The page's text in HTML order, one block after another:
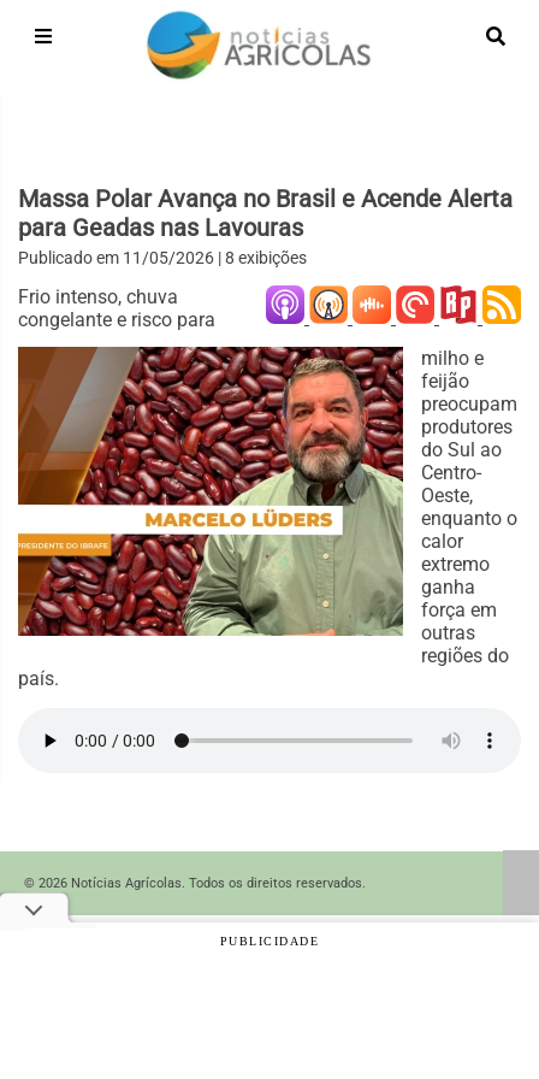
Massa Polar Avança no Brasil e Acende Alerta
para Geadas nas Lavouras
Publicado em 11/05/2026 | 8 exibições
Frio intenso, chuva
congelante e risco para
milho e
feijão
preocupam
produtores
do Sul ao
Centro-
Oeste,
enquanto o
calor
extremo
ganha
força em
outras
regiões do
país.
© 2026 Notícias Agrícolas. Todos os direitos reservados.
PUBLICIDADE